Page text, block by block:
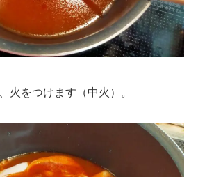
火をつけます（中火）。